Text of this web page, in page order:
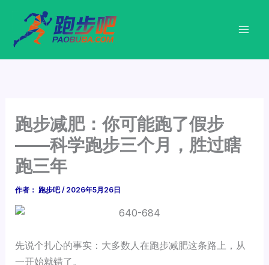
跑步减肥：你可能跑了假步
——科学跑步三个月，胜过瞎
跑三年
作者： 跑步吧/ 2026年5月26日
先说个扎心的事实：大多数人在跑步减肥这条路上，从
一开始就错了。